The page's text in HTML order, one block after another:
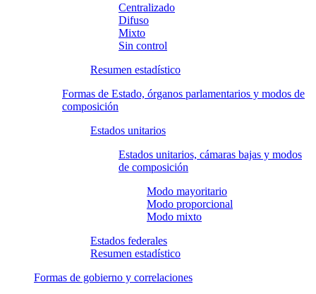
Centralizado
Difuso
Mixto
Sin control
Resumen estadístico
Formas de Estado, órganos parlamentarios y modos de
composición
Estados unitarios
Estados unitarios, cámaras bajas y modos
de composición
Modo mayoritario
Modo proporcional
Modo mixto
Estados federales
Resumen estadístico
Formas de gobierno y correlaciones